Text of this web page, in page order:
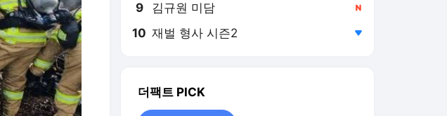
9 김규원 미담
10 재벌 형사 시즌2
더팩트 PICK